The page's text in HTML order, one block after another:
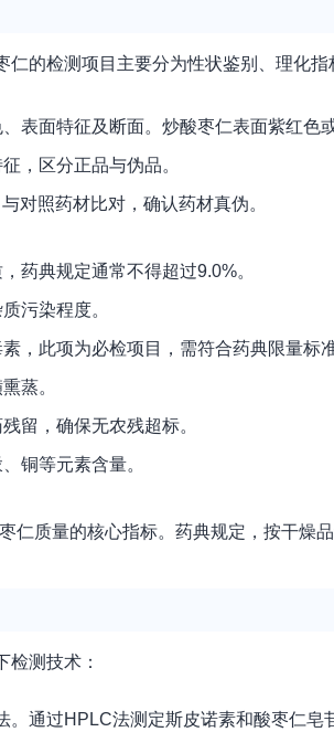
的检测项目主要分为性状鉴别、理化指
表面特征及断面。炒酸枣仁表面紫红色
，区分正品与伪品。
对照药材比对，确认药材真伪。
药典规定通常不得超过9.0%。
污染程度。
，此项为必检项目，需符合药典限量标准
蒸。
留，确保无农残超标。
铜等元素含量。
仁质量的核心指标。药典规定，按干燥
检测技术：
。通过HPLC法测定斯皮诺素和酸枣仁皂